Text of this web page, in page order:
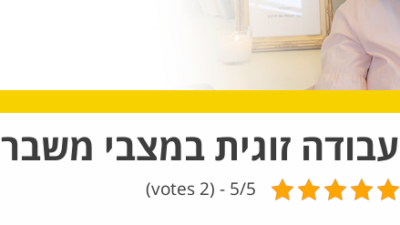
עבודה זוגית במצבי משבר
5/5 - (2 votes)